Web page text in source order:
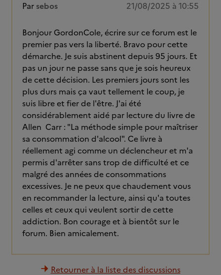
Par sebos 21/08/2025 à 10:55
Bonjour GordonCole, écrire sur ce forum est le
premier pas vers la liberté. Bravo pour cette
démarche. Je suis abstinent depuis 95 jours. Et
pas un jour ne passe sans que je sois heureux
de cette décision. Les premiers jours sont les
plus durs mais ça vaut tellement le coup, je
suis libre et fier de l'être. J'ai été
considérablement aidé par lecture du livre de
Allen Carr : "La méthode simple pour maîtriser
sa consommation d'alcool". Ce livre à
réellement agi comme un déclencheur et m'a
permis d'arrêter sans trop de difficulté et ce
malgré des années de consommations
excessives. Je ne peux que chaudement vous
en recommander la lecture, ainsi qu'a toutes
celles et ceux qui veulent sortir de cette
addiction. Bon courage et à bientôt sur le
forum. Bien amicalement.
Retourner à la liste des discussions